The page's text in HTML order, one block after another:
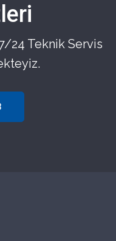
24 Teknik Servis